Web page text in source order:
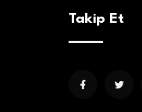
Takip Et